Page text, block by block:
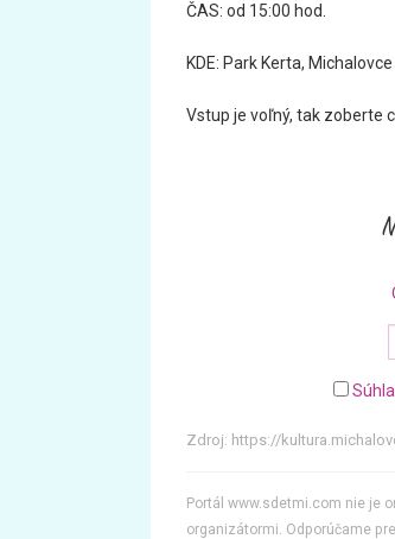
ČAS: od 15:00 hod.
KDE: Park Kerta, Michalovce
Vstup je voľný, tak zoberte
Zdroj: https://
Portál www.sdetmi.com nie je
organizátormi. Odporúčame